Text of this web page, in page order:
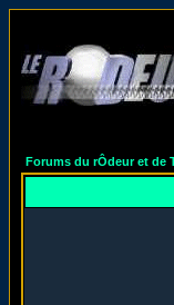
Forums du rÔdeur et de